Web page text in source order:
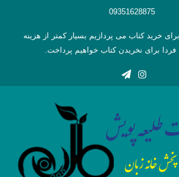
09351628875
خرید کتاب می پردازیم بسیار کمتر از هزینه
برای نخریدن کتاب خواهیم پرداخت.